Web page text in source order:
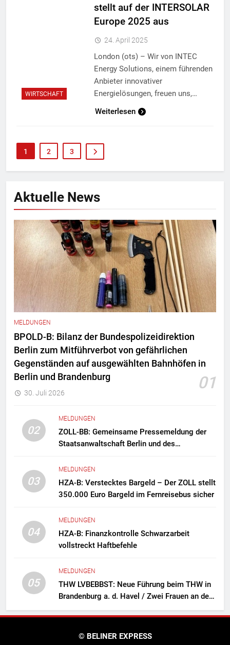
WIRTSCHAFT
stellt auf der INTERSOLAR
Europe 2025 aus
24. April 2025
London (ots) – Wir von INTEC
Energy Solutions, einem führenden
Anbieter innovativer
Energielösungen, freuen uns,…
Weiterlesen
1 2 3
Aktuelle News
MELDUNGEN
BPOLD-B: Bilanz der Bundespolizeidirektion
Berlin zum Mitführverbot von gefährlichen
Gegenständen auf ausgewählten Bahnhöfen in
Berlin und Brandenburg
01
30. Juli 2026
02
MELDUNGEN
ZOLL-BB: Gemeinsame Pressemeldung der
Staatsanwaltschaft Berlin und des
Zollfahndung hebt mutmaßliches
Drogenlabor aus
03
MELDUNGEN
HZA-B: Verstecktes Bargeld – Der ZOLL stellt
350.000 Euro Bargeld im Fernreisebus sicher
04
MELDUNGEN
HZA-B: Finanzkontrolle Schwarzarbeit
vollstreckt Haftbefehle
05
MELDUNGEN
THW LVBEBBST: Neue Führung beim THW in
Brandenburg a. d. Havel / Zwei Frauen an der
Spitze des Ortsverbands
© BELINER EXPRESS